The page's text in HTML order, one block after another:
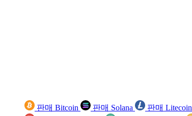
판매 Bitcoin 판매 Solana 판매 Litecoin